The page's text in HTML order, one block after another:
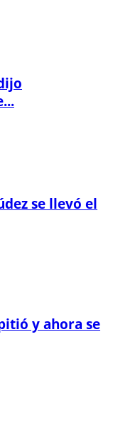
se llevó el
y ahora se